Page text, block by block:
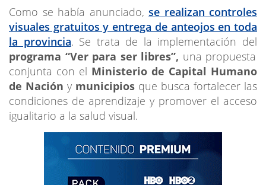
Como se había anunciado, se realizan controles
visuales gratuitos y entrega de anteojos en toda
la provincia. Se trata de la implementación del
programa “Ver para ser libres”, una propuesta
conjunta con el Ministerio de Capital Humano
de Nación y municipios que busca fortalecer las
condiciones de aprendizaje y promover el acceso
igualitario a la salud visual.